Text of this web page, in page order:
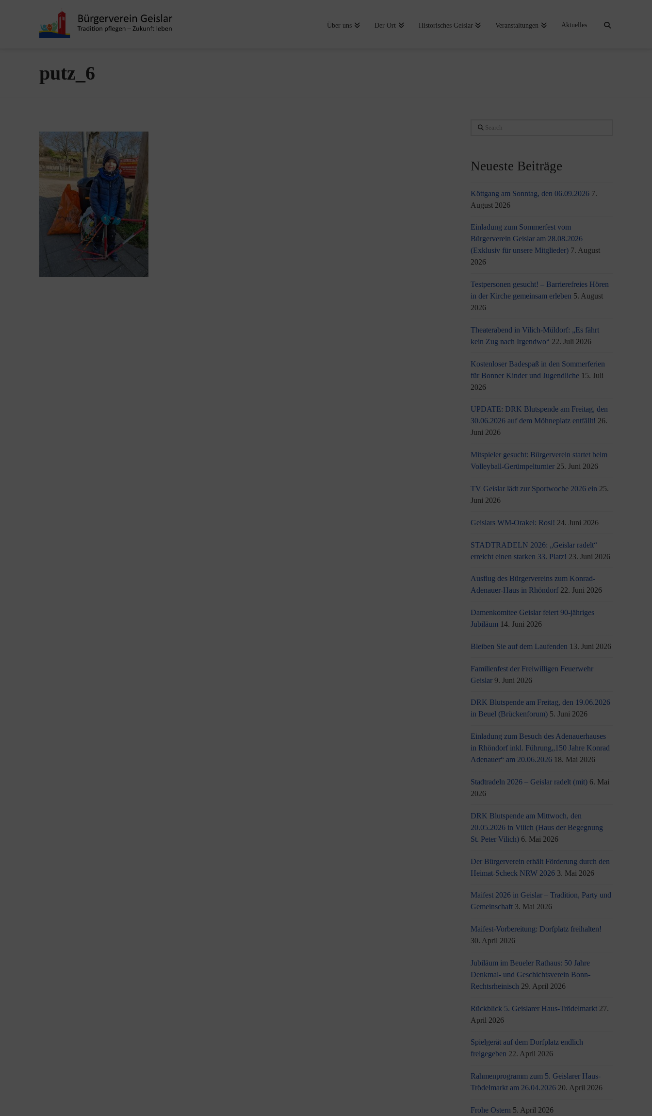
Über uns Der Ort Historisches Geislar Veranstaltungen Aktuelles
putz_6
Search
Neueste Beiträge
Köttgang am Sonntag, den 06.09.2026 7.
August 2026
Einladung zum Sommerfest vom
Bürgerverein Geislar am 28.08.2026
(Exklusiv für unsere Mitglieder) 7. August
2026
Testpersonen gesucht! – Barrierefreies Hören
in der Kirche gemeinsam erleben 5. August
2026
Theaterabend in Vilich-Müldorf: „Es fährt
kein Zug nach Irgendwo“ 22. Juli 2026
Kostenloser Badespaß in den Sommerferien
für Bonner Kinder und Jugendliche 15. Juli
2026
UPDATE: DRK Blutspende am Freitag, den
30.06.2026 auf dem Möhneplatz entfällt! 26.
Juni 2026
Mitspieler gesucht: Bürgerverein startet beim
Volleyball-Gerümpelturnier 25. Juni 2026
TV Geislar lädt zur Sportwoche 2026 ein 25.
Juni 2026
Geislars WM-Orakel: Rosi! 24. Juni 2026
STADTRADELN 2026: „Geislar radelt“
erreicht einen starken 33. Platz! 23. Juni 2026
Ausflug des Bürgervereins zum Konrad-
Adenauer-Haus in Rhöndorf 22. Juni 2026
Damenkomitee Geislar feiert 90-jähriges
Jubiläum 14. Juni 2026
Bleiben Sie auf dem Laufenden 13. Juni 2026
Familienfest der Freiwilligen Feuerwehr
Geislar 9. Juni 2026
DRK Blutspende am Freitag, den 19.06.2026
in Beuel (Brückenforum) 5. Juni 2026
Einladung zum Besuch des Adenauerhauses
in Rhöndorf inkl. Führung„150 Jahre Konrad
Adenauer“ am 20.06.2026 18. Mai 2026
Stadtradeln 2026 – Geislar radelt (mit) 6. Mai
2026
DRK Blutspende am Mittwoch, den
20.05.2026 in Vilich (Haus der Begegnung
St. Peter Vilich) 6. Mai 2026
Der Bürgerverein erhält Förderung durch den
Heimat-Scheck NRW 2026 3. Mai 2026
Maifest 2026 in Geislar – Tradition, Party und
Gemeinschaft 3. Mai 2026
Maifest-Vorbereitung: Dorfplatz freihalten!
30. April 2026
Jubiläum im Beueler Rathaus: 50 Jahre
Denkmal- und Geschichtsverein Bonn-
Rechtsrheinisch 29. April 2026
Rückblick 5. Geislarer Haus-Trödelmarkt 27.
April 2026
Spielgerät auf dem Dorfplatz endlich
freigegeben 22. April 2026
Rahmenprogramm zum 5. Geislarer Haus-
Trödelmarkt am 26.04.2026 20. April 2026
Frohe Ostern 5. April 2026